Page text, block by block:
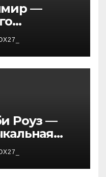
—
и
Роуз —
жизнь и